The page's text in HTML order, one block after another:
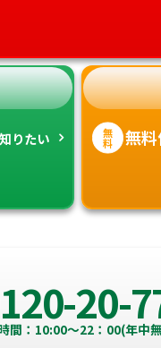
りたい 無
料 無
20-
間：10:00～22：00(年中